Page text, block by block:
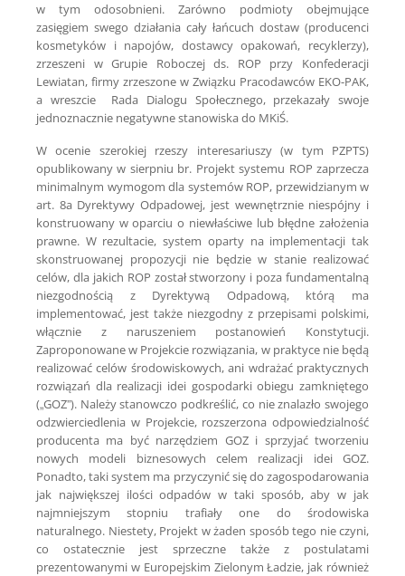
w tym odosobnieni. Zarówno podmioty obejmujące
zasięgiem swego działania cały łańcuch dostaw (producenci
kosmetyków i napojów, dostawcy opakowań, recyklerzy),
zrzeszeni w Grupie Roboczej ds. ROP przy Konfederacji
Lewiatan, firmy zrzeszone w Związku Pracodawców EKO-PAK,
a wreszcie Rada Dialogu Społecznego, przekazały swoje
jednoznacznie negatywne stanowiska do MKiŚ.
W ocenie szerokiej rzeszy interesariuszy (w tym PZPTS)
opublikowany w sierpniu br. Projekt systemu ROP zaprzecza
minimalnym wymogom dla systemów ROP, przewidzianym w
art. 8a Dyrektywy Odpadowej, jest wewnętrznie niespójny i
konstruowany w oparciu o niewłaściwe lub błędne założenia
prawne. W rezultacie, system oparty na implementacji tak
skonstruowanej propozycji nie będzie w stanie realizować
celów, dla jakich ROP został stworzony i poza fundamentalną
niezgodnością z Dyrektywą Odpadową, którą ma
implementować, jest także niezgodny z przepisami polskimi,
włącznie z naruszeniem postanowień Konstytucji.
Zaproponowane w Projekcie rozwiązania, w praktyce nie będą
realizować celów środowiskowych, ani wdrażać praktycznych
rozwiązań dla realizacji idei gospodarki obiegu zamkniętego
(„GOZ”). Należy stanowczo podkreślić, co nie znalazło swojego
odzwierciedlenia w Projekcie, rozszerzona odpowiedzialność
producenta ma być narzędziem GOZ i sprzyjać tworzeniu
nowych modeli biznesowych celem realizacji idei GOZ.
Ponadto, taki system ma przyczynić się do zagospodarowania
jak największej ilości odpadów w taki sposób, aby w jak
najmniejszym stopniu trafiały one do środowiska
naturalnego. Niestety, Projekt w żaden sposób tego nie czyni,
co ostatecznie jest sprzeczne także z postulatami
prezentowanymi w Europejskim Zielonym Ładzie, jak również